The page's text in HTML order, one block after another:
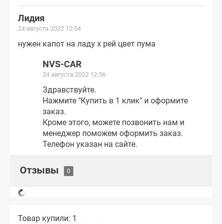
Лидия
24 августа 2022 12:54
нужен капот на ладу х рей цвет пума
NVS-CAR
24 августа 2022 12:56
Здравствуйте.
Нажмите "Купить в 1 клик" и оформите
заказ.
Кроме этого, можете позвонить нам и
менеджер поможем оформить заказ.
Телефон указан на сайте.
Отзывы
Товар купили: 1